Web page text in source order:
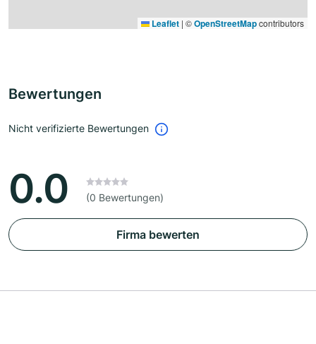
Leaflet | ©OpenStreetMapcontributors
Bewertungen
Nicht verifizierte Bewertungen
0.0 (0 Bewertungen)
Firma bewerten